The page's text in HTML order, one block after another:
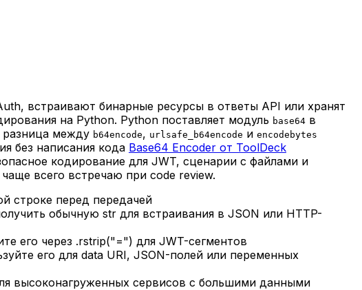
встраивают бинарные ресурсы в ответы API или хранят
на Python. Python поставляет модуль base64 в
разница между b64encode, urlsafe_b64encode и encodebytes
без написания кода Base64 Encoder от ToolDeck
кодирование для JWT, сценарии с файлами и
всего встречаю при code review.
строке перед передачей
обычную str для встраивания в JSON или HTTP-
его через .rstrip("=") для JWT-сегментов
его для data URI, JSON-полей или переменных
высоконагруженных сервисов с большими данными